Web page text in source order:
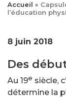
Accueil »
l’éducation
8 juin 2018
Des
Au 19e siècle,
détermine la